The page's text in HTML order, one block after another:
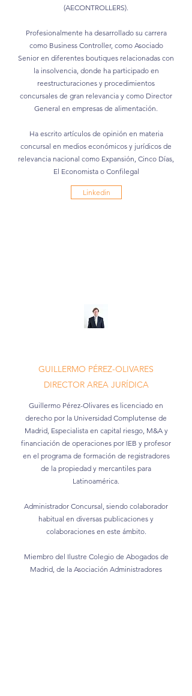
(AECONTROLLERS).
Profesionalmente ha desarrollado su carrera
como Business Controller, como Asociado
Senior en diferentes boutiques relacionadas con
la insolvencia, donde ha participado en
reestructuraciones y procedimientos
concursales de gran relevancia y como Director
General en empresas de alimentación.
Ha escrito artículos de opinión en materia
concursal en medios económicos y jurídicos de
relevancia nacional como Expansión, Cinco Días,
El Economista o Confilegal
Linkedin
GUILLERMO PÉREZ-OLIVARES
DIRECTOR AREA JURÍDICA
Guillermo Pérez-Olivares es licenciado en
derecho por la Universidad Complutense de
Madrid, Especialista en capital riesgo, M&A y
financiación de operaciones por IEB y profesor
en el programa de formación de registradores
de la propiedad y mercantiles para
Latinoamérica.
Administrador Concursal, siendo colaborador
habitual en diversas publicaciones y
colaboraciones en este ámbito.
Miembro del Ilustre Colegio de Abogados de
Madrid, de la Asociación Administradores